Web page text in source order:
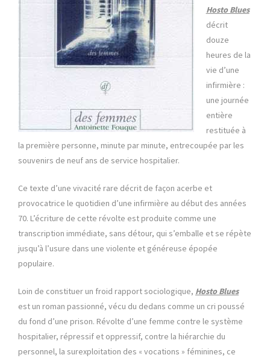
Hosto Blues
décrit
douze
heures de la
vie d’une
infirmière :
une journée
entière
restituée à
la première personne, minute par minute, entrecoupée par les
souvenirs de neuf ans de service hospitalier.
Ce texte d’une vivacité rare décrit de façon acerbe et
provocatrice le quotidien d’une infirmière au début des années
70. L’écriture de cette révolte est produite comme une
transcription immédiate, sans détour, qui s’emballe et se répète
jusqu’à l’usure dans une violente et généreuse épopée
populaire.
Loin de constituer un froid rapport sociologique, Hosto Blues
est un roman passionné, vécu du dedans comme un cri poussé
du fond d’une prison. Révolte d’une femme contre le système
hospitalier, répressif et oppressif, contre la hiérarchie du
personnel, la surexploitation des « vocations » féminines, ce